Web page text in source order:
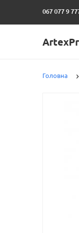
067 077 9
Головна